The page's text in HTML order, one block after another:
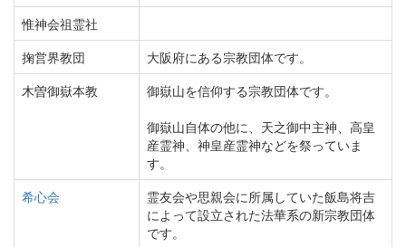
惟神会祖霊社
掬営界教団
大阪府にある宗教団体です。
木曽御嶽本教
御嶽山を信仰する宗教団体です。
御嶽山自体の他に、天之御中主神、高皇
産霊神、神皇産霊神などを祭っていま
す。
希心会
霊友会や思親会に所属していた飯島将吉
によって設立された法華系の新宗教団体
です。